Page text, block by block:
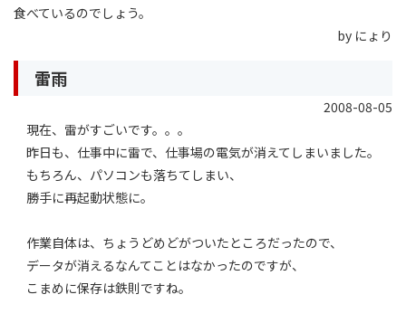
食べているのでしょう。
by にょり
雷雨
2008-08-05
現在、雷がすごいです。。。
昨日も、仕事中に雷で、仕事場の電気が消えてしまいました。
もちろん、パソコンも落ちてしまい、
勝手に再起動状態に。
作業自体は、ちょうどめどがついたところだったので、
データが消えるなんてことはなかったのですが、
こまめに保存は鉄則ですね。